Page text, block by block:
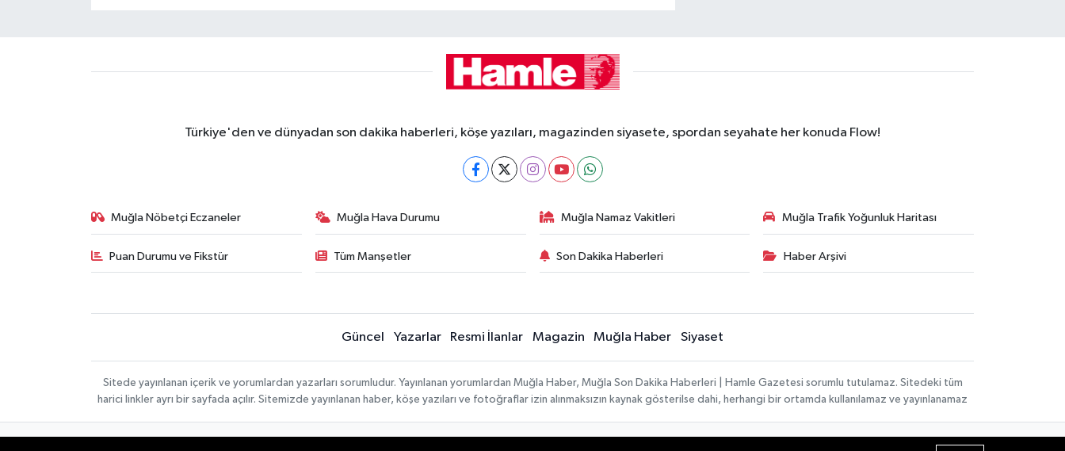
Türkiye'den ve dünyadan son dakika haberleri, köşe yazıları, magazinden siyasete, spordan seyahate her konuda Flow!
Muğla Nöbetçi Eczaneler Muğla Hava Durumu Muğla Namaz Vakitleri Muğla Trafik Yoğunluk Haritası
Puan Durumu ve Fikstür Tüm Manşetler Son Dakika Haberleri Haber Arşivi
Güncel Yazarlar Resmi İlanlar Magazin Muğla Haber Siyaset
Sitede yayınlanan içerik ve yorumlardan yazarları sorumludur. Yayınlanan yorumlardan Muğla Haber, Muğla Son Dakika Haberleri | Hamle Gazetesi sorumlu tutulamaz. Sitedeki tüm
harici linkler ayrı bir sayfada açılır. Sitemizde yayınlanan haber, köşe yazıları ve fotoğraflar izin alınmaksızın kaynak gösterilse dahi, herhangi bir ortamda kullanılamaz ve yayınlanamaz